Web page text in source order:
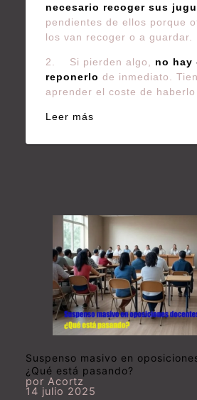
necesario recoger sus
pendientes de ellos porque
los van recoger o a guardar.
2. Si pierden algo, no hay
reponerlo de inmediato.
aprender el coste de haberlo
Leer más
Suspenso masivo en
¿Qué está pasando?
por Acortz
14 julio 2025